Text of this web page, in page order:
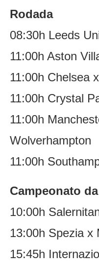
Rodada
08:30h Leeds
11:00h Aston
11:00h Chelsea
11:00h Crystal
11:00h
Wolverhampton
11:00h
Campeonato
10:00h
13:00h Spezia x
15:45h